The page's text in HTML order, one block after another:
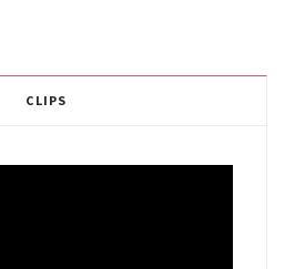
CLIPS